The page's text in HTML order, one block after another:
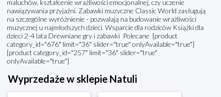
maluchów, kształcenie wrażliwości emocjonalnej, czy uczenie
nawiązywania przyjaźni. Zabawki muzyczne Classic World zasługują
na szczególne wyróżnienie - pozwalają na budowanie wrażliwości
muzycznej u najmłodszych dzieci. Wsparcie dla rodziców Książki dla
dzieci 2-4 lata Drewniane gry i zabawki Polecane [product
category_id="676" limit="36" slider="true" onlyAvailable="true"]
[product category_id="257" limit="36" slider="true"
onlyAvailable="true"]
Wyprzedaże w sklepie Natuli